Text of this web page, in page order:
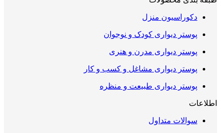
دکوراسیون منزل
پوستر دیواری کودک و نوجوان
پوستر دیواری مدرن و هنری
پوستر دیواری مشاغل و کسب و کار
پوستر دیواری طبیعت و منظره
اطلاعات
سوالات متداول